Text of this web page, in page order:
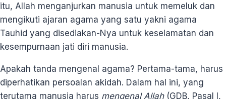
itu, Allah menganjurkan manusia untuk memeluk dan
mengikuti ajaran agama yang satu yakni agama
Tauhid yang disediakan-Nya untuk keselamatan dan
kesempurnaan jati diri manusia.
Apakah tanda mengenal agama? Pertama-tama, harus
diperhatikan persoalan akidah. Dalam hal ini, yang
terutama manusia harus mengenal Allah(GDB, Pasal I,